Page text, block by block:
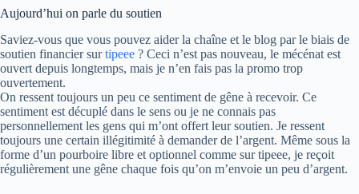
Aujourd’hui on parle du soutien
Saviez-vous que vous pouvez aider la chaîne et le blog par le biais de
soutien financier surtipeee ? Ceci n’est pas nouveau, le mécénat est
ouvert depuis longtemps, mais je n’en fais pas la promo trop
ouvertement.
On ressent toujours un peu ce sentiment de gêne à recevoir. Ce
sentiment est décuplé dans le sens ou je ne connais pas
personnellement les gens qui m’ont offert leur soutien. Je ressent
toujours une certain illégitimité à demander de l’argent. Même sous la
forme d’un pourboire libre et optionnel comme sur tipeee, je reçoit
régulièrement une gêne chaque fois qu’on m’envoie un peu d’argent.